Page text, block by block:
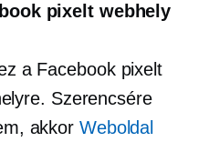
pixelt webhely
a Facebook pixelt
Szerencsére
akkor Weboldal